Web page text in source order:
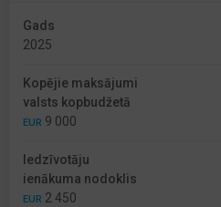
Gads
2025
Kopējie maksājumi
valsts kopbudžetā
EUR 9 000
Iedzīvotāju
ienākuma nodoklis
EUR 2 450